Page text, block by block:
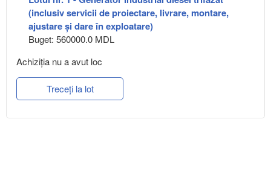
(inclusiv servicii de proiectare, livrare, montare,
ajustare și dare în exploatare)
Buget: 560000.0 MDL
Achiziţia nu a avut loc
Treceți la lot